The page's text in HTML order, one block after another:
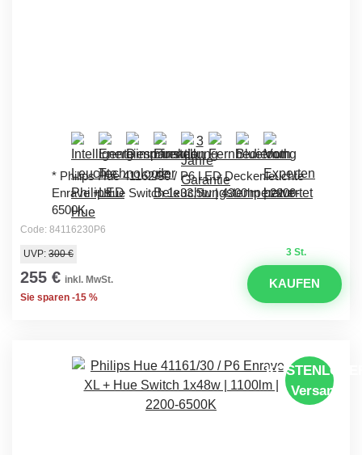
* Philips Hue 41162/30 / P6 LED Deckenleuchte
Enrave + Hue Switch 1x33,5w | 4300lm | 2200-
6500K
Code: 84116230P6
3 St.
UVP: 300 €
255 € inkl. MwSt.
Sie sparen -15 %
KAUFEN
Versand